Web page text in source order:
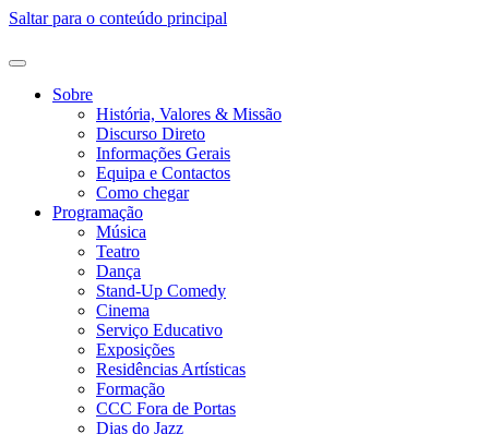
Saltar para o conteúdo principal
Sobre
História, Valores & Missão
Discurso Direto
Informações Gerais
Equipa e Contactos
Como chegar
Programação
Música
Teatro
Dança
Stand-Up Comedy
Cinema
Serviço Educativo
Exposições
Residências Artísticas
Formação
CCC Fora de Portas
Dias do Jazz